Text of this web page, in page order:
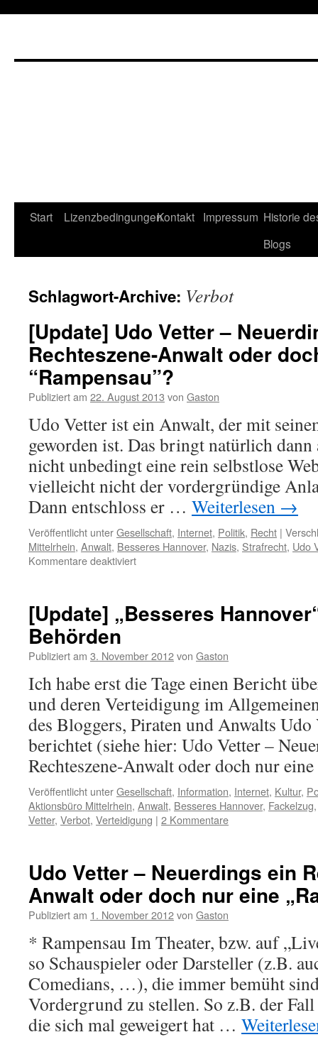
Start LizenzbedingungenKontakt Impressum Historie
Blogs
Schlagwort-Archive: Verbot
[Update] Udo Vetter –
Rechteszene-Anwalt oder
“Rampensau”?
Publiziert am 22. August 2013 von Gaston
Udo Vetter ist ein Anwalt, der mit
geworden ist. Das bringt natürlich
nicht unbedingt eine rein selbstlose
vielleicht nicht der vordergründige
Dann entschloss er … Weiterlesen →
Veröffentlicht unterGesellschaft, Internet, Politik, Recht |
Mittelrhein, Anwalt, Besseres Hannover, Nazis, Strafrecht, Udo
Kommentare deaktiviert
[Update] „Besseres
Behörden
Publiziert am 3. November 2012von Gaston
Ich habe erst die Tage einen Bericht
und deren Verteidigung im
des Bloggers, Piraten und Anwalts
berichtet (siehe hier: Udo Vetter –
Rechteszene-Anwalt oder doch nur
Veröffentlicht unterGesellschaft, Information, Internet, Kultur,
Aktionsbüro Mittelrhein, Anwalt, Besseres Hannover, Fackelzug
Vetter, Verbot, Verteidigung | 2 Kommentare
Udo Vetter – Neuerdings ein
Anwalt oder doch nur eine
Publiziert am 1. November 2012von Gaston
* Rampensau Im Theater, bzw. auf
so Schauspieler oder Darsteller (z.B.
Comedians, …), die immer bemüht
Vordergrund zu stellen. So z.B. der
die sich mal geweigert hat …